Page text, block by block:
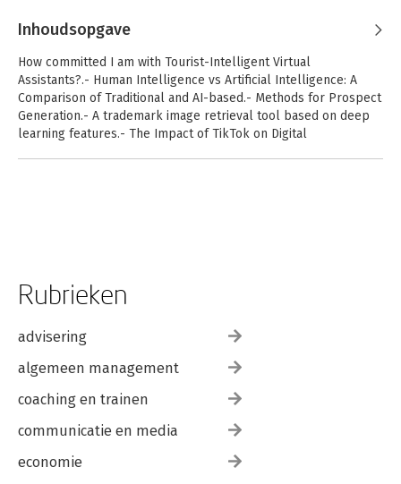
Inhoudsopgave
How committed I am with Tourist-Intelligent Virtual
Assistants?.- Human Intelligence vs Artificial Intelligence: A
Comparison of Traditional and AI-based.- Methods for Prospect
Generation.- A trademark image retrieval tool based on deep
learning features.- The Impact of TikTok on Digital
Rubrieken
advisering
algemeen management
coaching en trainen
communicatie en media
economie